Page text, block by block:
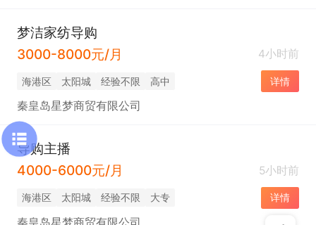
梦洁家纺导购
3000-8000元/月
4小时前
海港区 太阳城 经验不限 高中 详情
秦皇岛星梦商贸有限公司
导购主播
4000-6000元/月
5小时前
海港区 太阳城 经验不限 大专 详情
秦皇岛星梦商贸有限公司